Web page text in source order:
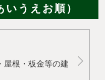
うえお順）
屋根・板金等の建